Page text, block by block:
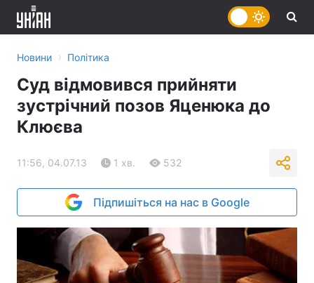
Новини › Політика
Суд відмовився прийняти
зустрічний позов Яценюка до
Клюєва
11:56, 04.07.13 1 хв. 532
Підпишіться на нас в Google